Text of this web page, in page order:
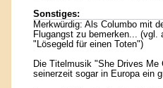
Sonstiges:
Merkwürdig: Als Columbo mit
Flugangst zu bemerken... (vgl.
"Lösegeld für einen Toten")
Die Titelmusik "She Drives Me
seinerzeit sogar in Europa ein